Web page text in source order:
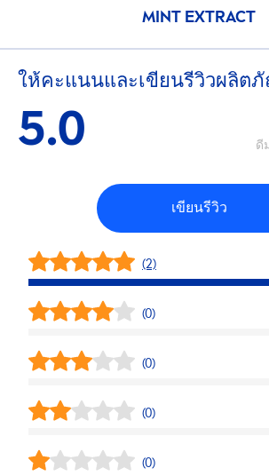
MINT EXTRACT
ให้คะแนนและเขียนรีวิวผลิต
5.0 ดี
เขียนรีวิว
(2)
(0)
(0)
(0)
(0)